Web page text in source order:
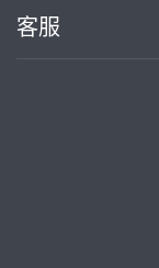
加入我們
熱門服務
案件中心
客服